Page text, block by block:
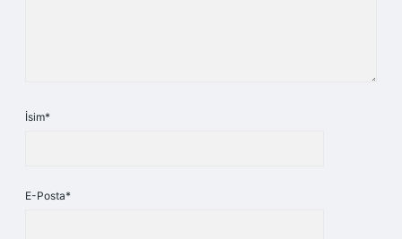
İsim*
E-Posta*